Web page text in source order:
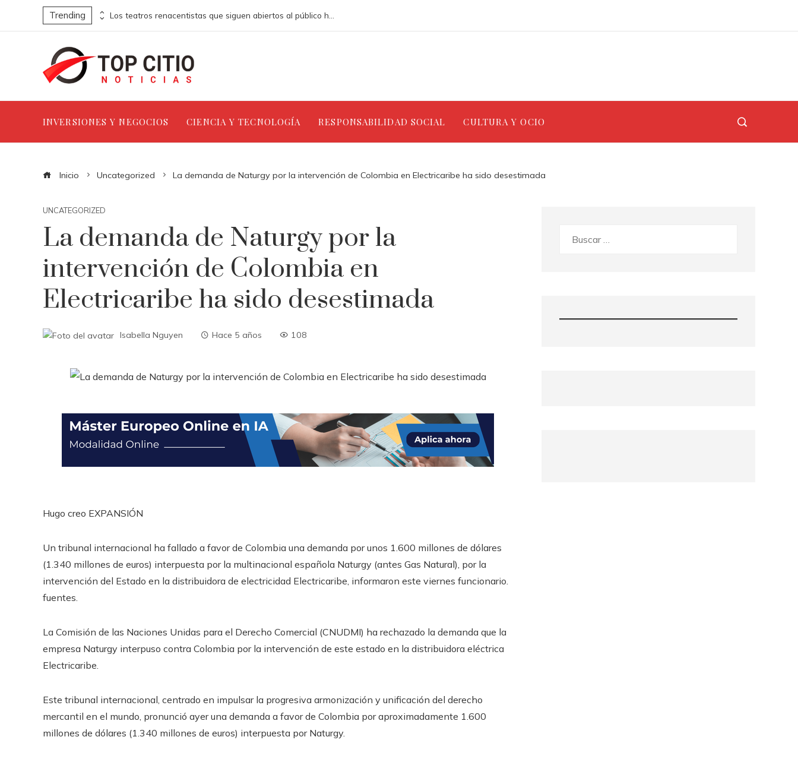
Trending Los ordenadores que abrieron nuevas fronteras en la informática
INVERSIONES Y NEGOCIOS CIENCIA Y TECNOLOGÍA RESPONSABILIDAD SOCIAL CULTURA Y OCIO
Inicio Uncategorized La demanda de Naturgy por la intervención de Colombia en Electricaribe ha sido desestimada
UNCATEGORIZED
La demanda de Naturgy por la
intervención de Colombia en
Electricaribe ha sido desestimada
Isabella Nguyen Hace 5 años 108
Hugo creo EXPANSIÓN
Un tribunal internacional ha fallado a favor de Colombia una demanda por unos 1.600 millones de dólares
(1.340 millones de euros) interpuesta por la multinacional española Naturgy (antes Gas Natural), por la
intervención del Estado en la distribuidora de electricidad Electricaribe, informaron este viernes funcionario.
fuentes.
La Comisión de las Naciones Unidas para el Derecho Comercial (CNUDMI) ha rechazado la demanda que la
empresa Naturgy interpuso contra Colombia por la intervención de este estado en la distribuidora eléctrica
Electricaribe.
Este tribunal internacional, centrado en impulsar la progresiva armonización y unificación del derecho
mercantil en el mundo, pronunció ayer una demanda a favor de Colombia por aproximadamente 1.600
millones de dólares (1.340 millones de euros) interpuesta por Naturgy.